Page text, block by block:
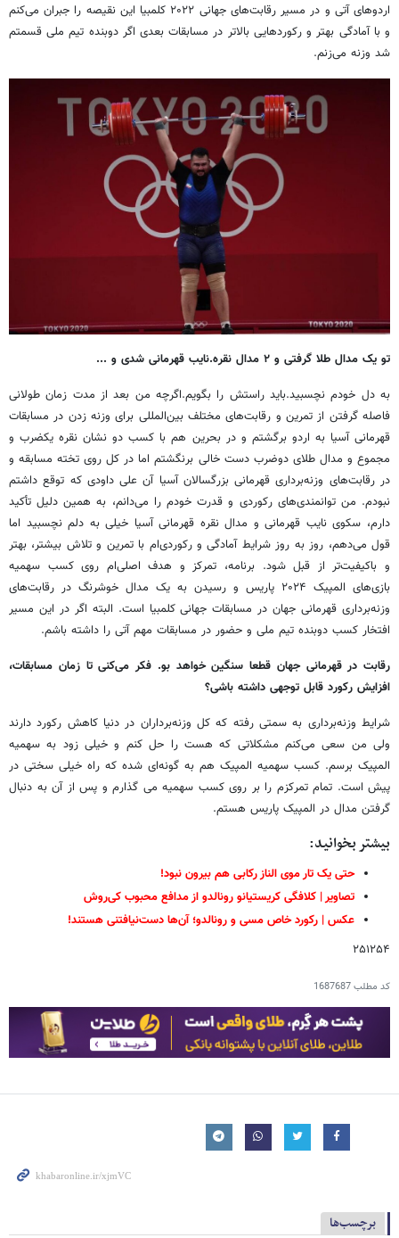
اردوهای آتی و در مسیر رقابت‌های جهانی ۲۰۲۲ کلمبیا این نقیصه را جبران می‌کنم
و با آمادگی بهتر و رکوردهایی بالاتر در مسابقات بعدی اگر دوبنده تیم ملی قسمتم
شد وزنه می‌زنم.
تو یک مدال طلا گرفتی و ۲ مدال نقره.نایب قهرمانی شدی و ...
به دل خودم نچسبید.باید راستش را بگویم.اگرچه من بعد از مدت زمان طولانی
فاصله گرفتن از تمرین و رقابت‌های مختلف بین‌المللی برای وزنه زدن در مسابقات
قهرمانی آسیا به اردو برگشتم و در بحرین هم با کسب دو نشان نقره یکضرب و
مجموع و مدال طلای دوضرب دست خالی برنگشتم اما در کل روی تخته مسابقه و
در رقابت‌های وزنه‌برداری قهرمانی بزرگسالان آسیا آن علی داودی که توقع داشتم
نبودم. من توانمندی‌های رکوردی و قدرت خودم را می‌دانم، به همین دلیل تأکید
دارم، سکوی نایب قهرمانی و مدال نقره قهرمانی آسیا خیلی به دلم نچسبید اما
قول می‌دهم، روز به روز شرایط آمادگی‌ و رکوردی‌ام با تمرین و تلاش بیشتر، بهتر
و باکیفیت‌تر از قبل شود. برنامه، تمرکز و هدف اصلی‌ام روی کسب سهمیه
بازی‌های المپیک ۲۰۲۴ پاریس و رسیدن به یک مدال خوشرنگ در رقابت‌های
وزنه‌برداری قهرمانی جهان در مسابقات جهانی کلمبیا ‌است. البته اگر در این مسیر
افتخار کسب دوبنده تیم ملی و حضور در مسابقات مهم آتی را داشته باشم.
رقابت در قهرمانی جهان قطعا سنگین خواهد بو. فکر می‌کنی تا زمان مسابقات،
افزایش رکورد قابل توجهی داشته باشی؟
شرایط وزنه‌برداری به سمتی رفته که کل وزنه‌برداران در دنیا کاهش رکورد دارند
ولی من سعی می‌کنم مشکلاتی که هست را حل کنم و خیلی زود به سهمیه
المپیک برسم. کسب سهمیه المپیک هم به گونه‌ای شده که راه خیلی سختی در
پیش است. تمام تمرکزم را بر روی کسب سهمیه می گذارم و پس از آن به دنبال
گرفتن مدال در المپیک پاریس هستم.
بیشتر بخوانید:
حتی یک تار موی الناز رکابی هم بیرون نبود!
تصاویر | کلافگی کریستیانو رونالدو از مدافع محبوب کی‌روش
عکس | رکورد خاص مسی و رونالدو؛ آن‌ها دست‌نیافتنی هستند!
۲۵۱۲۵۴
کد مطلب1687687
برچسب‌ها